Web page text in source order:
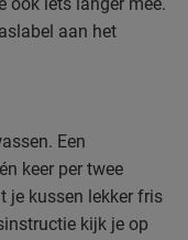
aan het
Een
keer per twee
je kussen lekker fris
kijk je op